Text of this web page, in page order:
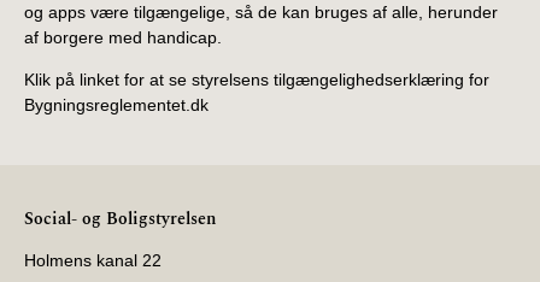
2018)
BR15 (2015-2018)
og apps være tilgængelige, så de kan bruges af alle, herunder
af borgere med handicap.
Klik på linket for at se styrelsens tilgængelighedserklæring for
Bygningsreglementet.dk
Social- og Boligstyrelsen
Holmens kanal 22